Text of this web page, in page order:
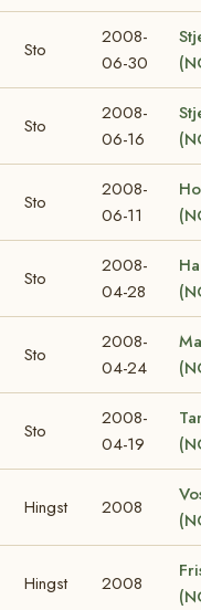
Sto
2008-
06-30
Sto
2008-
06-16
Sto
2008-
06-11
Sto
2008-
04-28
Sto
2008-
04-24
Sto
2008-
04-19
Hingst 2008
Hingst 2008